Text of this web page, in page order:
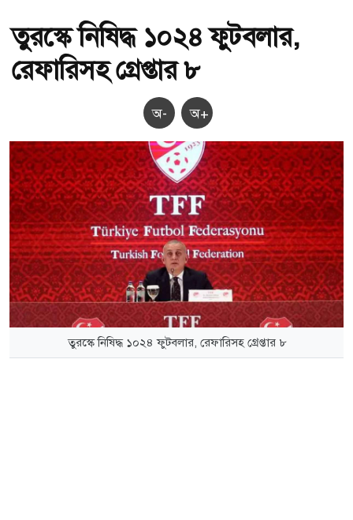
তুরস্কে নিষিদ্ধ ১০২৪ ফুটবলার,
রেফারিসহ গ্রেপ্তার ৮
অ- অ+
তুরস্কে নিষিদ্ধ ১০২৪ ফুটবলার, রেফারিসহ গ্রেপ্তার ৮